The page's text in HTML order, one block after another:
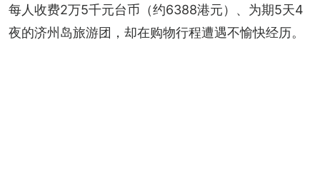
每人收费2万5千元台币（约6388港元）、为期5天4
夜的济州岛旅游团，却在购物行程遭遇不愉快经历。